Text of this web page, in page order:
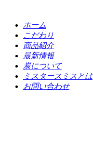
ホーム
こだわり
商品紹介
最新情報
炭について
ミスタースミスとは
お問い合わせ